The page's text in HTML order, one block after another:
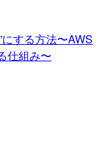
にする方法〜AWS
仕組み〜